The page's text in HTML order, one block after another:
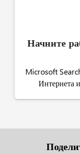
Начните
Microsoft
Интернета